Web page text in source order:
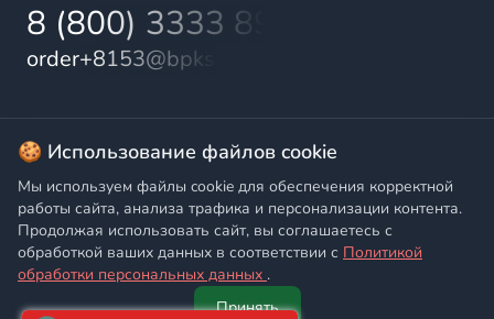
8 (800) 3333 899
order+8153@bpks.ru
© 2025 БалтПромКомплект — комплексные поставки
высококачественной продукции промышленного и
бытового назначения
Политика конфиденциальности,Согласие на обработку
персональных данных
🍪 Использование файлов cookie
Мы используем файлы cookie для обеспечения корректной
работы сайта, анализа трафика и персонализации контента.
Продолжая использовать сайт, вы соглашаетесь с
обработкой ваших данных в соответствии с Политикой
обработки персональных данных .
Принять